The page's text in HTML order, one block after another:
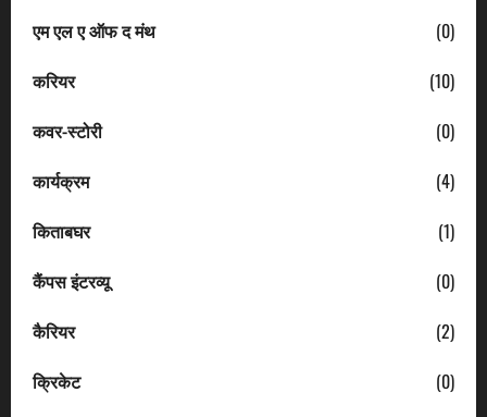
एम एल ए ऑफ द मंथ
(0)
करियर
(10)
कवर-स्टोरी
(0)
कार्यक्रम
(4)
किताबघर
(1)
कैंपस इंटरव्यू
(0)
कैरियर
(2)
क्रिकेट
(0)